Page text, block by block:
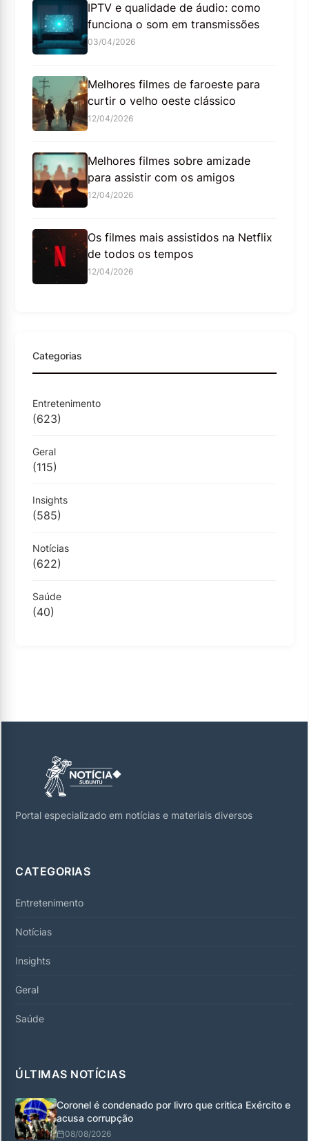
IPTV e qualidade de áudio: como
funciona o som em transmissões
03/04/2026
Melhores filmes de faroeste para
curtir o velho oeste clássico
12/04/2026
Melhores filmes sobre amizade
para assistir com os amigos
12/04/2026
Os filmes mais assistidos na Netflix
de todos os tempos
12/04/2026
Categorias
Entretenimento
(623)
Geral
(115)
Insights
(585)
Notícias
(622)
Saúde
(40)
Portal especializado em notícias e materiais diversos
CATEGORIAS
Entretenimento
Notícias
Insights
Geral
Saúde
ÚLTIMAS NOTÍCIAS
Coronel é condenado por livro que critica Exército e
acusa corrupção
08/08/2026